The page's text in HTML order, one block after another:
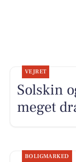
VEJRET
Solskin
meget
BOLIGMARKED